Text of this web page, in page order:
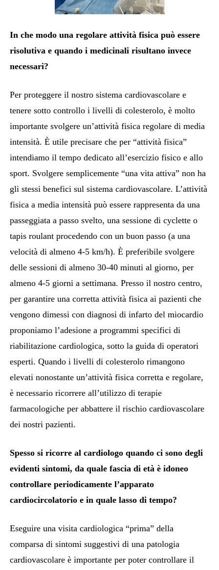
In che modo una regolare attività fisica può essere
risolutiva e quando i medicinali risultano invece
necessari?
Per proteggere il nostro sistema cardiovascolare e
tenere sotto controllo i livelli di colesterolo, è molto
importante svolgere un’attività fisica regolare di media
intensità. È utile precisare che per “attività fisica”
intendiamo il tempo dedicato all’esercizio fisico e allo
sport. Svolgere semplicemente “una vita attiva” non ha
gli stessi benefici sul sistema cardiovascolare. L’attività
fisica a media intensità può essere rappresenta da una
passeggiata a passo svelto, una sessione di cyclette o
tapis roulant procedendo con un buon passo (a una
velocità di almeno 4-5 km/h). È preferibile svolgere
delle sessioni di almeno 30-40 minuti al giorno, per
almeno 4-5 giorni a settimana. Presso il nostro centro,
per garantire una corretta attività fisica ai pazienti che
vengono dimessi con diagnosi di infarto del miocardio
proponiamo l’adesione a programmi specifici di
riabilitazione cardiologica, sotto la guida di operatori
esperti. Quando i livelli di colesterolo rimangono
elevati nonostante un’attività fisica corretta e regolare,
è necessario ricorrere all’utilizzo di terapie
farmacologiche per abbattere il rischio cardiovascolare
dei nostri pazienti.
Spesso si ricorre al cardiologo quando ci sono degli
evidenti sintomi, da quale fascia di età è idoneo
controllare periodicamente l’apparato
cardiocircolatorio e in quale lasso di tempo?
Eseguire una visita cardiologica “prima” della
comparsa di sintomi suggestivi di una patologia
cardiovascolare è importante per poter controllare il